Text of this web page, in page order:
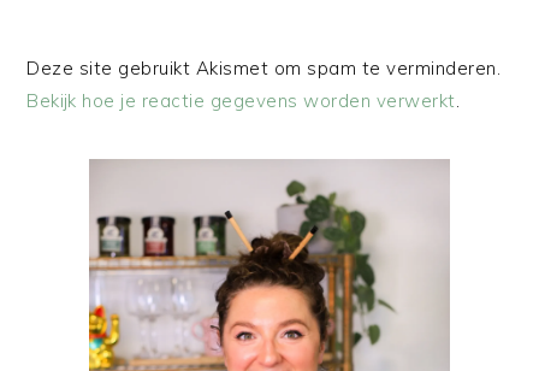
Deze site gebruikt Akismet om spam te verminderen.
Bekijk hoe je reactie gegevens worden verwerkt.